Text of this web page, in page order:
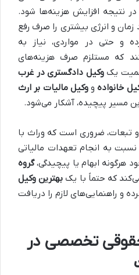
نتیجه افزایش هزینه‌ها شود.
و انرژی بیشتری را صرف رفع
و حتی در مواردی، نیاز به
که مستلزم صرف هزینه‌های
یکوکیل دادگستری در غرب
خانوادهووکیل مالیات بر ارث
مسیر پیچیده، آشکار می‌شود.
تبعات، ضروری است که وراث با
به انجام تعهدات مالیاتی
هرگونه ابهام یا پیچیدگی،گروه
که حتماً با یک بهترین وکیل
و راهنمایی‌های لازم را دریافت
تخصصی در